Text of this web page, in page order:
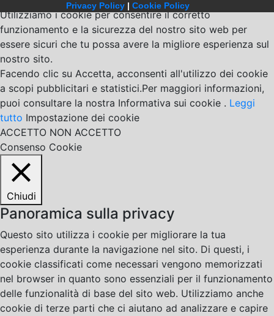
Privacy Policy | Cookie Policy
Utilizziamo i cookie per consentire il corretto
funzionamento e la sicurezza del nostro sito web per
essere sicuri che tu possa avere la migliore esperienza sul
nostro sito.
Facendo clic su Accetta, acconsenti all'utilizzo dei cookie
a scopi pubblicitari e statistici.Per maggiori informazioni,
puoi consultare la nostra Informativa sui cookie . Leggi
tutto Impostazione dei cookie
ACCETTO NON ACCETTO
Consenso Cookie
Chiudi
Panoramica sulla privacy
Questo sito utilizza i cookie per migliorare la tua
esperienza durante la navigazione nel sito. Di questi, i
cookie classificati come necessari vengono memorizzati
nel browser in quanto sono essenziali per il funzionamento
delle funzionalità di base del sito web. Utilizziamo anche
cookie di terze parti che ci aiutano ad analizzare e capire